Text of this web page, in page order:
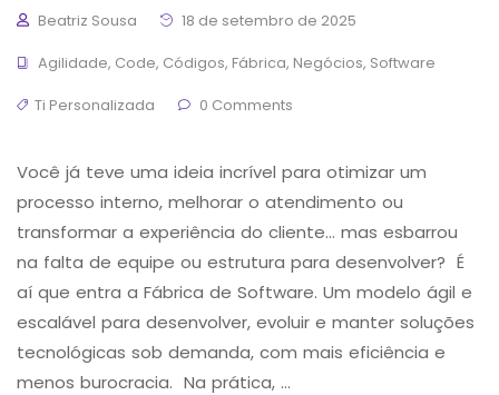
Beatriz Sousa
18 de setembro de 2025
Agilidade, Code, Códigos, Fábrica, Negócios, Software
Ti Personalizada
0 Comments
Você já teve uma ideia incrível para otimizar um
processo interno, melhorar o atendimento ou
transformar a experiência do cliente… mas esbarrou
na falta de equipe ou estrutura para desenvolver? É
aí que entra a Fábrica de Software. Um modelo ágil e
escalável para desenvolver, evoluir e manter soluções
tecnológicas sob demanda, com mais eficiência e
menos burocracia. Na prática, …